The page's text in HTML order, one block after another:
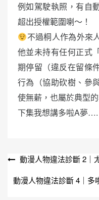
例如駕駛執照，有自
超出授權範圍喇～！
不過桐人作為外來
他並未持有任何正式
期停留（違反在留條
行為（協助砍樹、參
使無薪，也屬於典型
下集我想講多啦A夢….
文
章
動漫人物違法診斷 2｜
動漫人物違法診斷 4｜多